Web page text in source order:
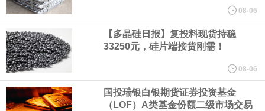
在地上方的山坡已经被开挖，露出赤红土层，并修出层层台地。但
环保人士的反对声浪持续高涨，给这家美国科技巨头总规模 150 亿
美元的项目制造重重阻碍
欧股开盘涨跌不一，德国DAX指数跌0.29%，英国富时100指数涨
08-06
【多晶硅日报】复投料现货持稳
33250元，硅片端接货刚需！
08-06
国投瑞银白银期货证券投资基金
（LOF）A类基金份额二级市场交易